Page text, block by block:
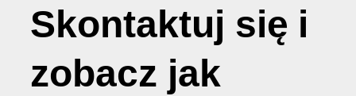
Skontaktuj się i
zobacz jak